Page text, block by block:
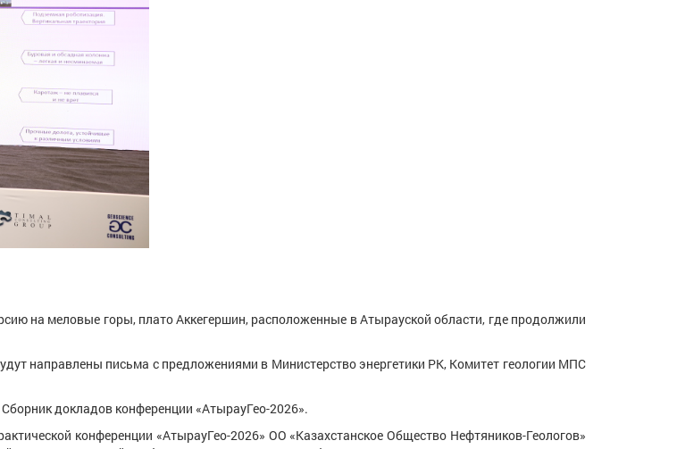
на меловые горы, плато Аккегершин, расположенные в Атырауской области, где продолжили
направлены письма с предложениями в Министерство энергетики РК, Комитет геологии МПС
докладов конференции «АтырауГео-2026».
конференции «АтырауГео-2026» ОО «Казахстанское Общество Нефтяников-Геологов»